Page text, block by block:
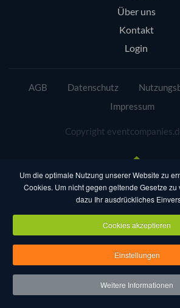
Über uns
Kontakt
Login
AGB Datenschutz
Impressum
Copyright
Um die optimale Nutzung unserer Website zu
Cookies. Um nicht gegen geltende Gesetze
dazu Ihr ausdrückliches
Cookies akzeptieren
Einstellungen
Weitere Informationen